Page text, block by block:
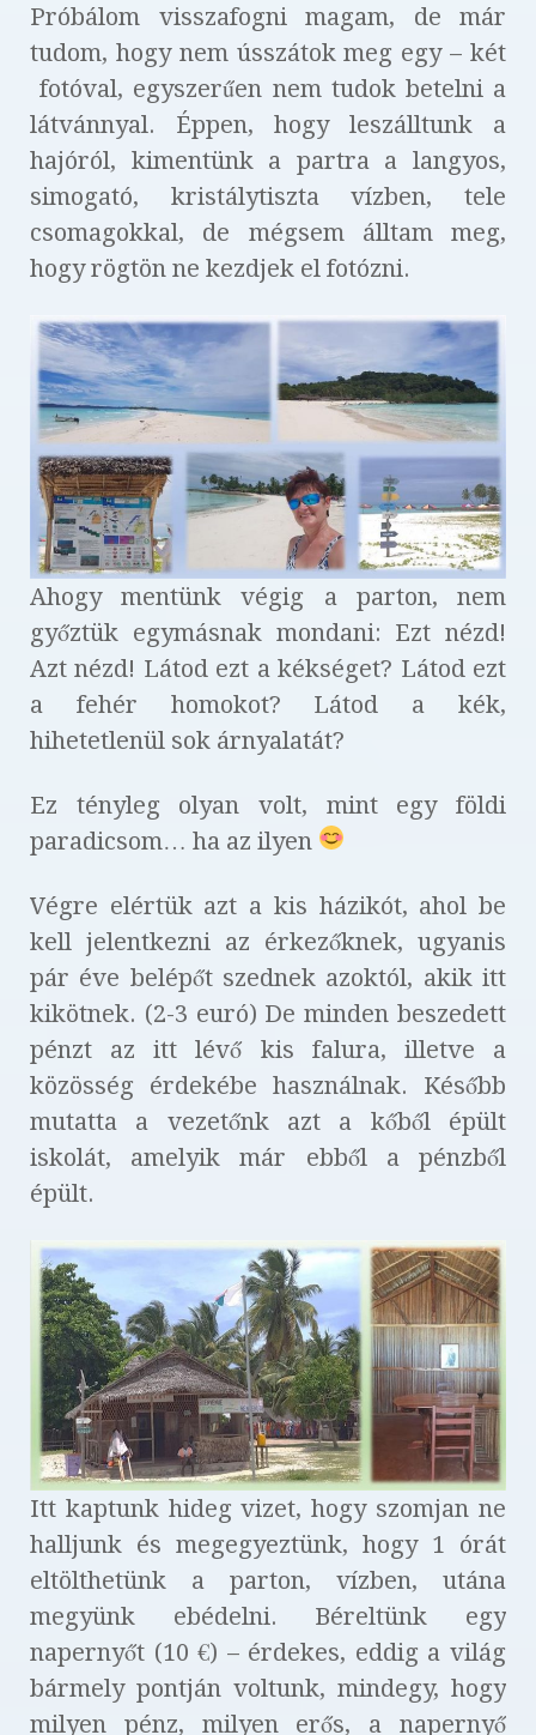
Próbálom visszafogni magam, de már
tudom, hogy nem ússzátok meg egy – két
fotóval, egyszerűen nem tudok betelni a
látvánnyal. Éppen, hogy leszálltunk a
hajóról, kimentünk a partra a langyos,
simogató, kristálytiszta vízben, tele
csomagokkal, de mégsem álltam meg,
hogy rögtön ne kezdjek el fotózni.
Ahogy mentünk végig a parton, nem
győztük egymásnak mondani: Ezt nézd!
Azt nézd! Látod ezt a kékséget? Látod ezt
a fehér homokot? Látod a kék,
hihetetlenül sok árnyalatát?
Ez tényleg olyan volt, mint egy földi
paradicsom… ha az ilyen
Végre elértük azt a kis házikót, ahol be
kell jelentkezni az érkezőknek, ugyanis
pár éve belépőt szednek azoktól, akik itt
kikötnek. (2-3 euró) De minden beszedett
pénzt az itt lévő kis falura, illetve a
közösség érdekébe használnak. Később
mutatta a vezetőnk azt a kőből épült
iskolát, amelyik már ebből a pénzből
épült.
Itt kaptunk hideg vizet, hogy szomjan ne
halljunk és megegyeztünk, hogy 1 órát
eltölthetünk a parton, vízben, utána
megyünk ebédelni. Béreltünk egy
napernyőt (10 €) – érdekes, eddig a világ
bármely pontján voltunk, mindegy, hogy
milyen pénz, milyen erős, a napernyő